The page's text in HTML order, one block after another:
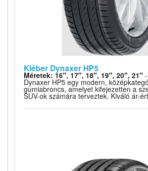
Kléber Dynaxer HP5
Méretek: 16", 17", 18", 19", 20", 21"
Dynaxer HP5 egy modern,
gumiabroncs, amelyet kifejezetten a
SUV-ok számára terveztek. Kiváló ár-